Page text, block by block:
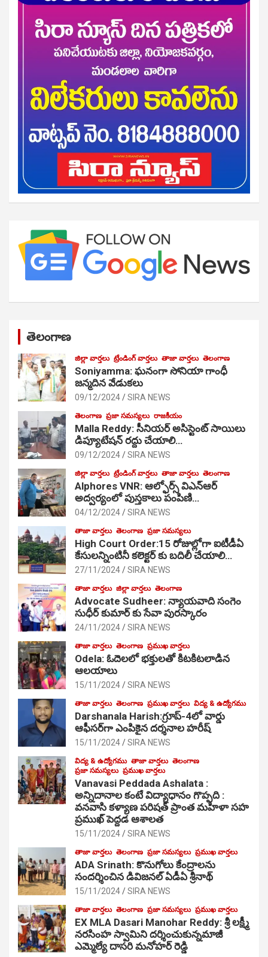
తెలంగాణ
జిల్లా వార్తలు ట్రేండింగ్ వార్తలు తాజా వార్తలు తెలంగాణ
Soniyamma: ఘ‌నంగా సోనియా గాంధీ
జ‌న్మ‌దిన వేడుక‌లు
09/12/2024 SIRA NEWS
తెలంగాణ ప్రజా సమస్యలు రాజకీయం
Malla Reddy: సీనియర్ అసిస్టెంట్ సాయిలు
డిప్యూటేషన్ రద్దు చేయాలి…
09/12/2024 SIRA NEWS
జిల్లా వార్తలు ట్రేండింగ్ వార్తలు తాజా వార్తలు తెలంగాణ
Alphores VNR: ఆల్ఫోర్స్ విఎన్ఆర్
అద్వర్యంలో పుస్తకాలు పంపిణి…
04/12/2024 SIRA NEWS
తాజా వార్తలు తెలంగాణ ప్రజా సమస్యలు
High Court Order:15 రోజుల్లోగా ఐటీడీఏ
కేసులన్నింటినీ కలెక్టర్ కు బదిలీ చేయాలి…
27/11/2024 SIRA NEWS
తాజా వార్తలు జిల్లా వార్తలు తెలంగాణ
Advocate Sudheer: న్యాయవాది సంగెం
సుధీర్ కుమార్ కు సేవా పురస్కారం
24/11/2024 SIRA NEWS
తాజా వార్తలు తెలంగాణ ప్రముఖ వార్తలు
Odela: ఓదెల‌లో భక్తులతో కిటకిటలాడిన
ఆల‌యాలు
15/11/2024 SIRA NEWS
తాజా వార్తలు తెలంగాణ ప్రముఖ వార్తలు విద్య & ఉద్యోగము
Darshanala Harish:గ్రూప్-4లో వార్డు
ఆఫీసర్‌గా ఎంపికైన దర్శనాల హరీష్
15/11/2024 SIRA NEWS
విద్య & ఉద్యోగము తాజా వార్తలు తెలంగాణ
ప్రజా సమస్యలు ప్రముఖ వార్తలు
Vanavasi Peddada Ashalata :
అన్నిదానాల కంటే విద్యాధానం గొప్పది :
వనవాసి కళ్యాణ పరిషత్ ప్రాంత మహిళా సహ
ప్రముఖ్ పెద్దడ ఆశాలత
15/11/2024 SIRA NEWS
తాజా వార్తలు తెలంగాణ ప్రజా సమస్యలు ప్రముఖ వార్తలు
ADA Srinath: కొనుగోలు కేంద్రాల‌ను
సంద‌ర్శించిన డివిజనల్ ఏడీఏ శ్రీనాథ్
15/11/2024 SIRA NEWS
తాజా వార్తలు తెలంగాణ ప్రజా సమస్యలు ప్రముఖ వార్తలు
EX MLA Dasari Manohar Reddy: శ్రీ లక్ష్మీ
నరసింహ స్వామిని దర్శించుకున్నమాజీ
ఎమ్మెల్యే దాసరి మనోహర్ రెడ్డి